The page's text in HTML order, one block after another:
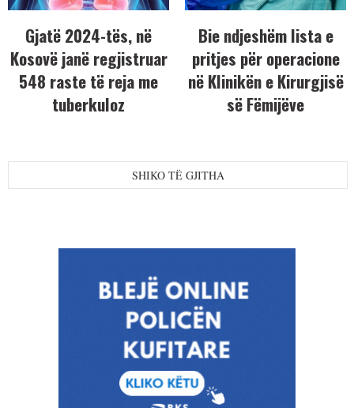
Gjatë 2024-tës, në
Kosovë janë regjistruar
548 raste të reja me
tuberkuloz
Bie ndjeshëm lista e
pritjes për operacione
në Klinikën e Kirurgjisë
së Fëmijëve
SHIKO TË GJITHA